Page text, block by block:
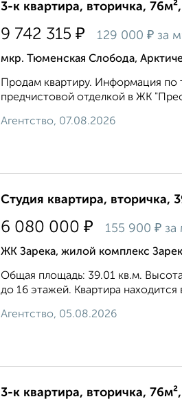
3-к квартира, вторичка,
9 742 315 ₽ 129 000 ₽ за
мкр. Тюменская Слобода,
Продам квартиру. Информация по
предчистовой отделкой в ЖК
Агентство, 07.08.2026
Студия квартира, вторичка,
6 080 000 ₽ 155 900 ₽ за
ЖК Зарека, жилой комплекс
Общая площадь: 39.01 кв.м.
до 16 этажей. Квартира
Агентство, 05.08.2026
3-к квартира, вторичка,